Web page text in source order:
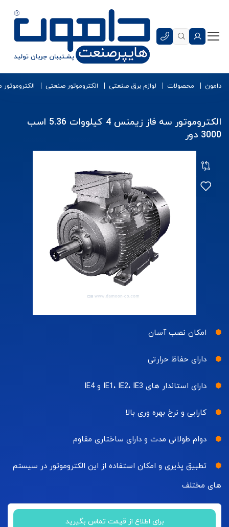
دامون محصولات لوازم برق صنعتی الکتروموتور صنعتی
الکتروموتور سه فاز زیمنس 4 کیلووات 5.36 اسب
3000 دور
امکان نصب آسان
دارای حفاظ حرارتی
دارای استاندار های IE1، IE2، IE3 و IE4
کارایی و نرخ بهره وری بالا
دوام طولانی مدت و دارای ساختاری مقاوم
تطبیق پذیری و امکان استفاده از این الکتروموتور در سیستم
های مختلف
برای اطلاع از قیمت تماس بگیرید